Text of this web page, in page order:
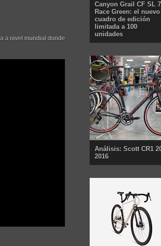
a nivel mundial donde
Canyon Grail CF SL 7
Race Green: el nuevo
cuadro de edición
limitada a 100
unidades
Análisis: Scott CR1
2016